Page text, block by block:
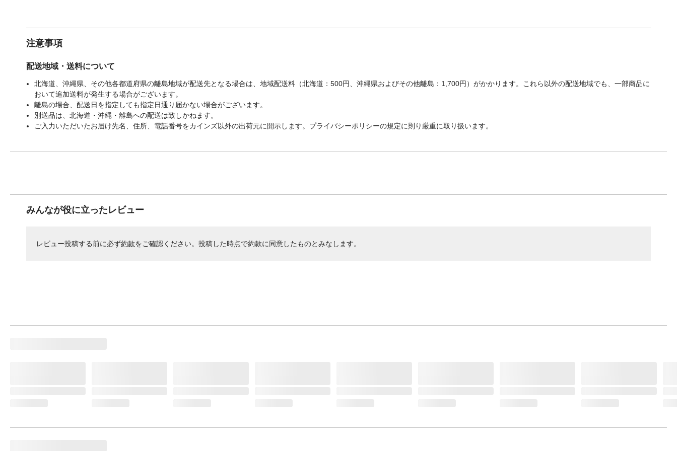
注意事項
配送地域・送料について
北海道、沖縄県、その他各都道府県の離島地域が配送先となる場合は、地域配送料（北海道：500円、沖縄県およびその他離島：1,700円）がかかります。これら以外の配送地域でも、一部商品に
おいて追加送料が発生する場合がございます。
離島の場合、配送日を指定しても指定日通り届かない場合がございます。
別送品は、北海道・沖縄・離島への配送は致しかねます。
ご入力いただいたお届け先名、住所、電話番号をカインズ以外の出荷元に開示します。プライバシーポリシーの規定に則り厳重に取り扱います。
みんなが役に立ったレビュー
レビュー投稿する前に必ず約款をご確認ください。投稿した時点で約款に同意したものとみなします。